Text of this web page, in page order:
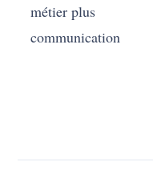
métier plus
communication